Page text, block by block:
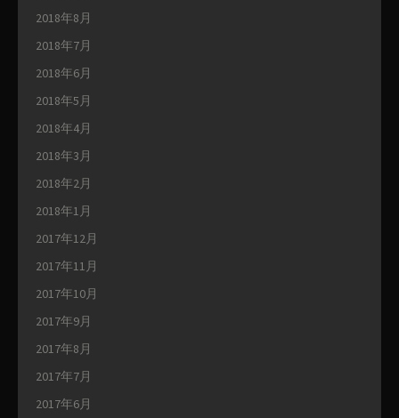
2018年8月
2018年7月
2018年6月
2018年5月
2018年4月
2018年3月
2018年2月
2018年1月
2017年12月
2017年11月
2017年10月
2017年9月
2017年8月
2017年7月
2017年6月